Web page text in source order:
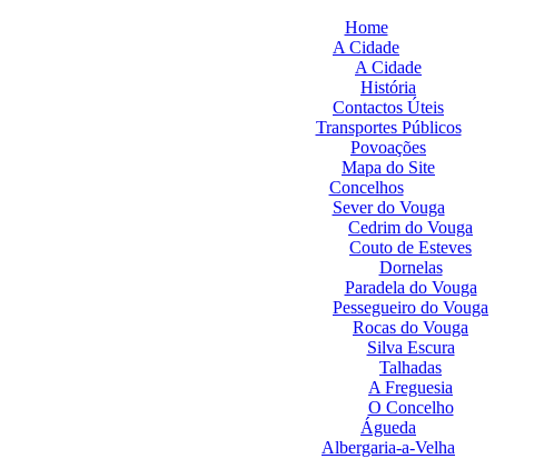
Home
A Cidade
A Cidade
História
Contactos Úteis
Transportes Públicos
Povoações
Mapa do Site
Concelhos
Sever do Vouga
Cedrim do Vouga
Couto de Esteves
Dornelas
Paradela do Vouga
Pessegueiro do Vouga
Rocas do Vouga
Silva Escura
Talhadas
A Freguesia
O Concelho
Águeda
Albergaria-a-Velha